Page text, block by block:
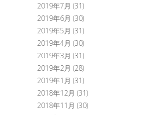
2019年7月 (31)
2019年6月 (30)
2019年5月 (31)
2019年4月 (30)
2019年3月 (31)
2019年2月 (28)
2019年1月 (31)
2018年12月 (31)
2018年11月 (30)